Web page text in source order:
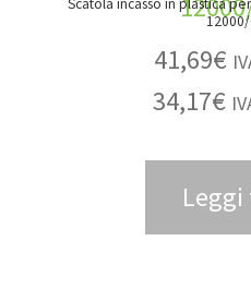
Scatola incasso in plastica per
41,69€
34,17€